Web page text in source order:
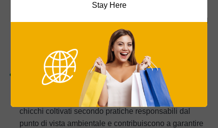
Stay Here
sostenibilità, ripristinando attivamente l’ecosistema. Si
concentra sull’arricchimento del suolo, sulla cattura del
carbonio e sulla resilienza al clima attraverso pratiche
destinate a migliorare la salute del terreno a lungo
termine.
Certificazioni: quando acquisti il caffè, cerca etichette
come “Organic”, “Bird-Friendly” e “Regenerative
Organic Certified”. Queste certificazioni indicano
chicchi coltivati secondo pratiche responsabili dal
punto di vista ambientale e contribuiscono a garantire